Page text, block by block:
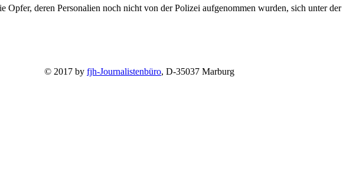
deren Personalien noch nicht von der Polizei aufgenommen wurden, sich unter
© 2017 by fjh-Journalistenbüro, D-35037 Marburg